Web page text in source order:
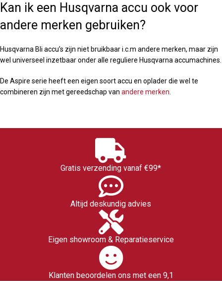
Kan ik een Husqvarna accu ook voor
andere merken gebruiken?
Husqvarna Bli accu’s zijn niet bruikbaar i.c.m andere merken, maar zijn
wel universeel inzetbaar onder alle reguliere Husqvarna accumachines.
De Aspire serie heeft een eigen soort accu en oplader die wel te
combineren zijn met gereedschap van andere merken.
Gratis verzending vanaf €99*
Altijd deskundig advies
Eigen showroom & Reparatieservice
Klanten beoordelen ons met een 9,1